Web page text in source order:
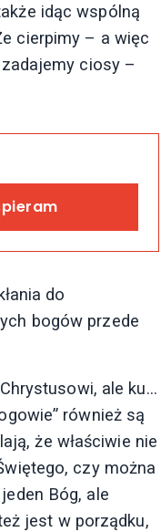
idąc wspólną
cierpimy – a więc
ciosy –
do
bogów przede
ale ku…
również są
że właściwie nie
czy można
Bóg, ale
jest w porządku,